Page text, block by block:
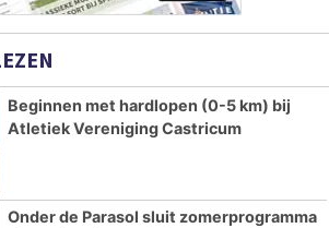
Beginnen met hardlopen (0-5 km) bij
Atletiek Vereniging Castricum
Onder de Parasol sluit zomerprogramma